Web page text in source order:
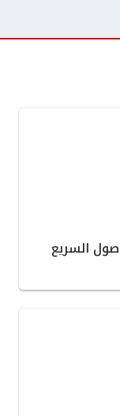
السريع